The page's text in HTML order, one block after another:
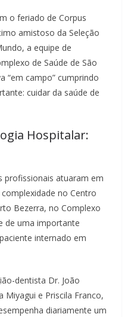
o feriado de Corpus
amistoso da Seleção
a equipe de
de Saúde de São
“em campo” cumprindo
cuidar da saúde de
Hospitalar:
profissionais atuaram em
no Centro
Bezerra, no Complexo
de uma importante
internado em
dentista Dr. João
Miyagui e Priscila Franco,
diariamente um